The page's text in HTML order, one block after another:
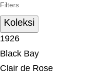
Filters
Koleksi
1926
Black Bay
Clair de Rose